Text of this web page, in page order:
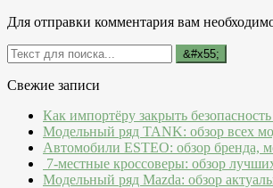
Для отправки комментария вам
Свежие записи
Как импортёру закрыть
Модельный ряд TANK: обзор всех
Автомобили ESTEO: обзор бренда,
7-местные кроссоверы: обзор
Модельный ряд Mazda: обзор